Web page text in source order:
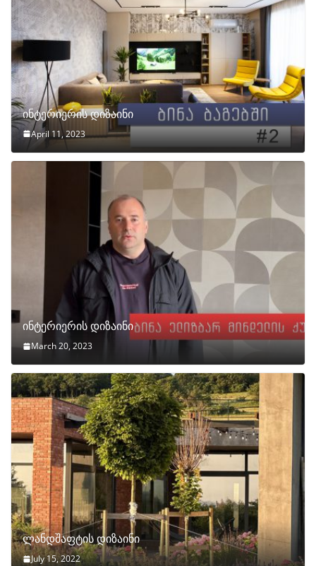
ინტერიერის დიზაინი
April 11, 2023
ინტერიერის დიზაინი
March 20, 2023
ლანდშაფტის დიზაინი
July 15, 2022